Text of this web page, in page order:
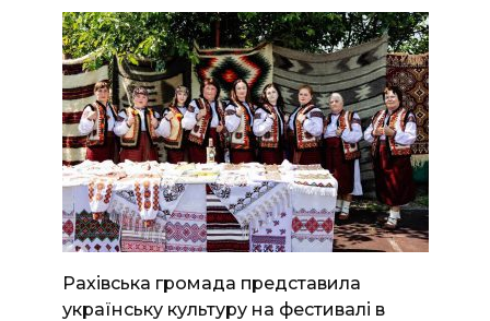
Рахівська громада представила
українську культуру на фестивалі в